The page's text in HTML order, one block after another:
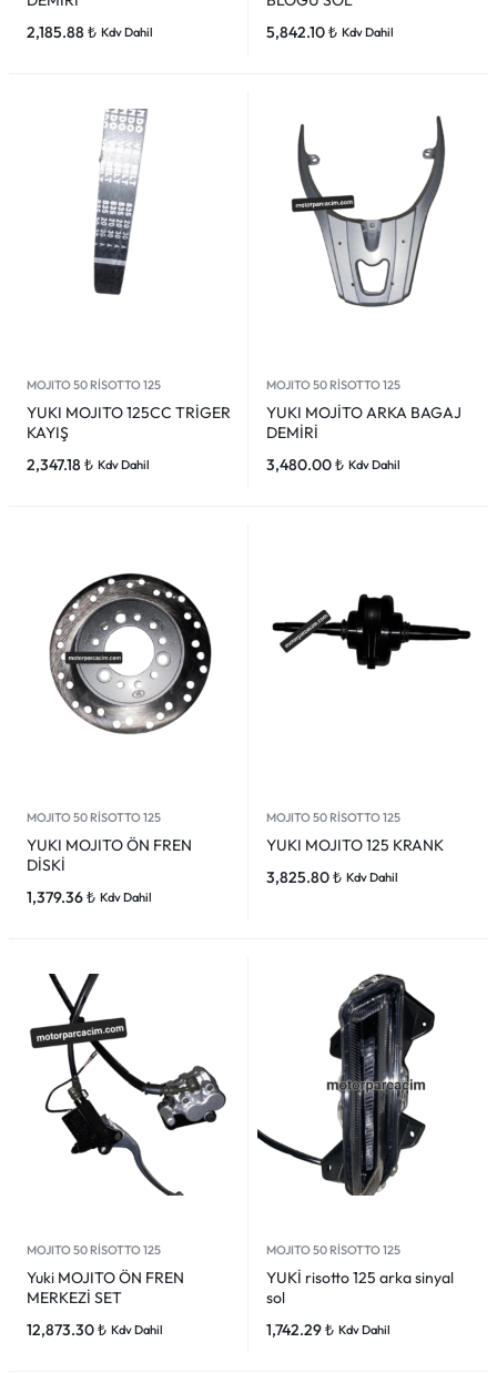
2,185.88₺ Kdv Dahil
5,842.10₺ Kdv Dahil
MOJITO 50 RİSOTTO 125
YUKI MOJITO 125CC TRİGER
KAYIŞ
2,347.18₺ Kdv Dahil
MOJITO 50 RİSOTTO 125
YUKI MOJİTO ARKA BAGAJ
DEMİRİ
3,480.00₺ Kdv Dahil
MOJITO 50 RİSOTTO 125
YUKI MOJITO ÖN FREN
DİSKİ
1,379.36₺ Kdv Dahil
MOJITO 50 RİSOTTO 125
YUKI MOJITO 125 KRANK
3,825.80₺ Kdv Dahil
MOJITO 50 RİSOTTO 125
Yuki MOJITO ÖN FREN
MERKEZİ SET
12,873.30₺ Kdv Dahil
MOJITO 50 RİSOTTO 125
YUKİ risotto 125 arka sinyal
sol
1,742.29₺ Kdv Dahil